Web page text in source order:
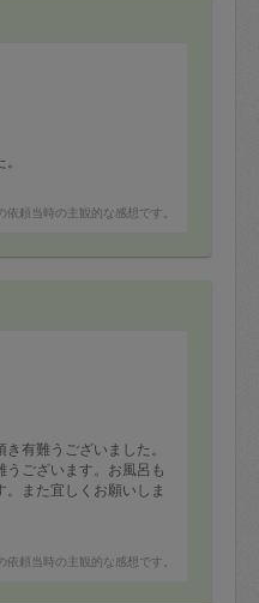
依頼当時の主観的な感想です。
有難うございました。
うございます。お風呂も
また宜しくお願いしま
依頼当時の主観的な感想です。